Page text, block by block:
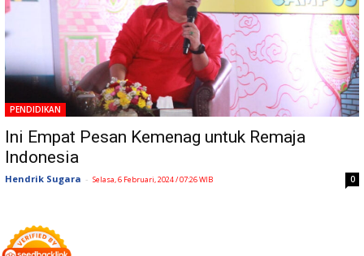
PENDIDIKAN
Ini Empat Pesan Kemenag untuk Remaja
Indonesia
Hendrik Sugara - Selasa, 6 Februari, 2024 / 07:26 WIB 0